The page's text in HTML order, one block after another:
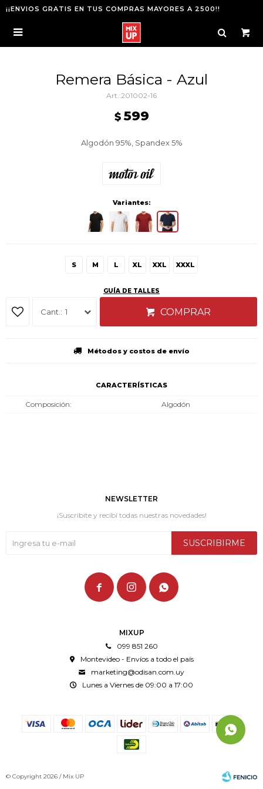
¡¡ENVIOS GRATIS EN TUS COMPRAS MAYORES A 2500!!

Remera Básica - Azul
201002-16
$ 599
Algodón 95%, Spandex 5%
Variantes:
S M L XL XXL XXXL
GUÍA DE TALLES
1 COMPRAR
Métodos y costos de envío
CARACTERÍSTICAS
Composición Algodón
MIXUP
099 851 260
Montevideo - Envíos a todo el país
marketing@odisan.com.uy
Lunes a Viernes de 09:00 a 17:00
NEWSLETTER
¡Suscribite y recibí todas nuestras novedades!
SUSCRIBIRME
  
© Copyright 2026 / Mix UP